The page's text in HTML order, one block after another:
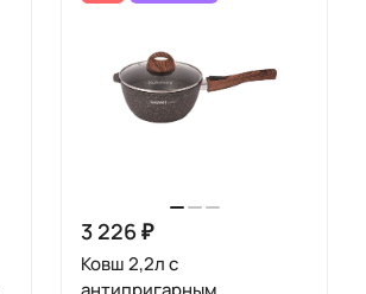
3 226 ₽
Ковш 2,2л с